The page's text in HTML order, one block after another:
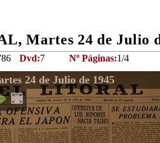
Martes 24 de Julio
Dvd:7 Nº Páginas:1/4
24 de Julio de 1945